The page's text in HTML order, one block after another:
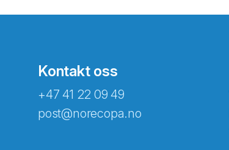
Kontakt oss
+47 41 22 09 49
post@norecopa.no